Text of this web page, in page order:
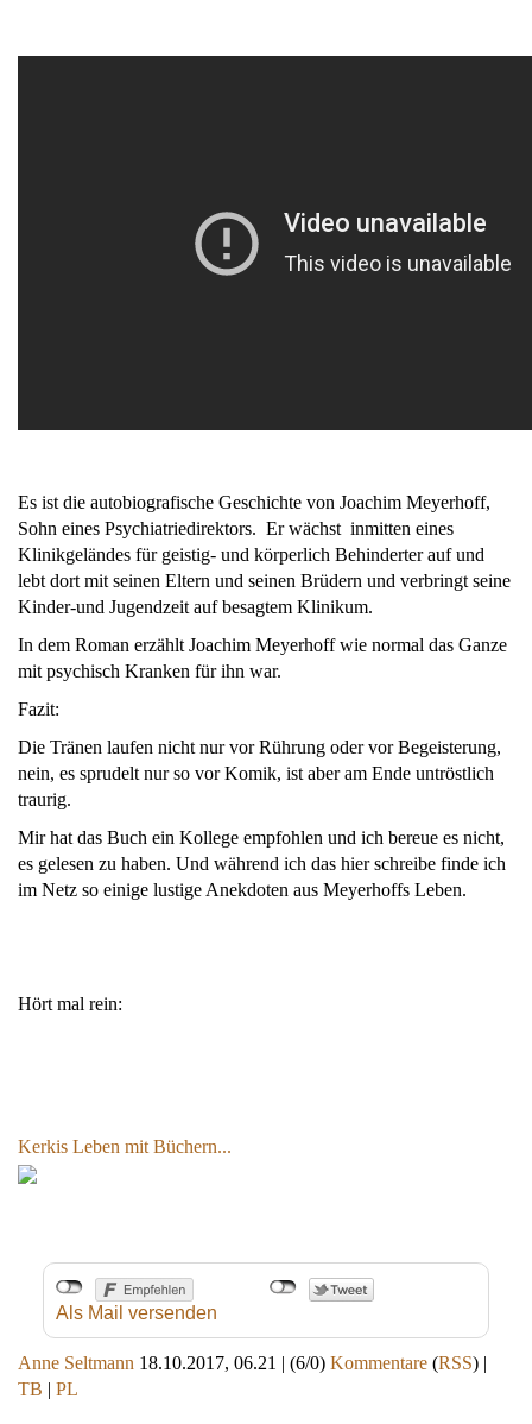
Es ist die autobiografische Geschichte von Joachim Meyerhoff,
Sohn eines Psychiatriedirektors. Er wächst inmitten eines
Klinikgeländes für geistig- und körperlich Behinderter auf und
lebt dort mit seinen Eltern und seinen Brüdern und verbringt seine
Kinder-und Jugendzeit auf besagtem Klinikum.
In dem Roman erzählt Joachim Meyerhoff wie normal das Ganze
mit psychisch Kranken für ihn war.
Fazit:
Die Tränen laufen nicht nur vor Rührung oder vor Begeisterung,
nein, es sprudelt nur so vor Komik, ist aber am Ende untröstlich
traurig.
Mir hat das Buch ein Kollege empfohlen und ich bereue es nicht,
es gelesen zu haben. Und während ich das hier schreibe finde ich
im Netz so einige lustige Anekdoten aus Meyerhoffs Leben.
Hört mal rein:
Kerkis Leben mit Büchern...
Als Mail versenden
Anne Seltmann 18.10.2017, 06.21 | (6/0) Kommentare (RSS) |
TB | PL